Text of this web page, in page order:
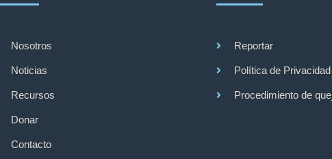
Nosotros
Noticias
Recursos
Donar
Contacto
Reportar
Política de Privacidad
Procedimiento de